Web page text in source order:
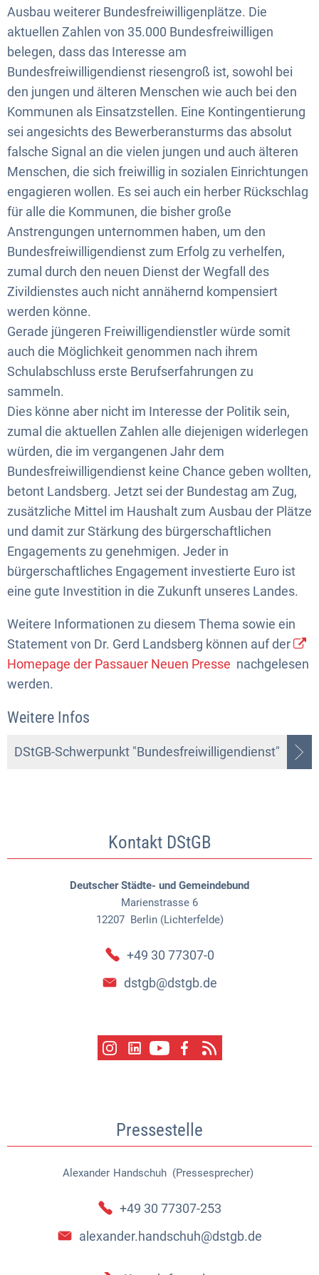
Ausbau weiterer Bundesfreiwilligenplätze. Die
aktuellen Zahlen von 35.000 Bundesfreiwilligen
belegen, dass das Interesse am
Bundesfreiwilligendienst riesengroß ist, sowohl bei
den jungen und älteren Menschen wie auch bei den
Kommunen als Einsatzstellen. Eine Kontingentierung
sei angesichts des Bewerberansturms das absolut
falsche Signal an die vielen jungen und auch älteren
Menschen, die sich freiwillig in sozialen Einrichtungen
engagieren wollen. Es sei auch ein herber Rückschlag
für alle die Kommunen, die bisher große
Anstrengungen unternommen haben, um den
Bundesfreiwilligendienst zum Erfolg zu verhelfen,
zumal durch den neuen Dienst der Wegfall des
Zivildienstes auch nicht annähernd kompensiert
werden könne.
Gerade jüngeren Freiwilligendienstler würde somit
auch die Möglichkeit genommen nach ihrem
Schulabschluss erste Berufserfahrungen zu
sammeln.
Dies könne aber nicht im Interesse der Politik sein,
zumal die aktuellen Zahlen alle diejenigen widerlegen
würden, die im vergangenen Jahr dem
Bundesfreiwilligendienst keine Chance geben wollten,
betont Landsberg. Jetzt sei der Bundestag am Zug,
zusätzliche Mittel im Haushalt zum Ausbau der Plätze
und damit zur Stärkung des bürgerschaftlichen
Engagements zu genehmigen. Jeder in
bürgerschaftliches Engagement investierte Euro ist
eine gute Investition in die Zukunft unseres Landes.
Weitere Informationen zu diesem Thema sowie ein
Statement von Dr. Gerd Landsberg können auf der
Homepage der Passauer Neuen Presse nachgelesen
werden.
Weitere Infos
DStGB-Schwerpunkt "Bundesfreiwilligendienst"
Kontakt DStGB
Deutscher Städte- und Gemeindebund
Marienstrasse 6
12207 Berlin (Lichterfelde)
+49 30 77307-0
dstgb@dstgb.de
Pressestelle
Alexander Handschuh (Pressesprecher)
Alexander Handschuh
+49 30 77307-253
alexander.handschuh@dstgb.de